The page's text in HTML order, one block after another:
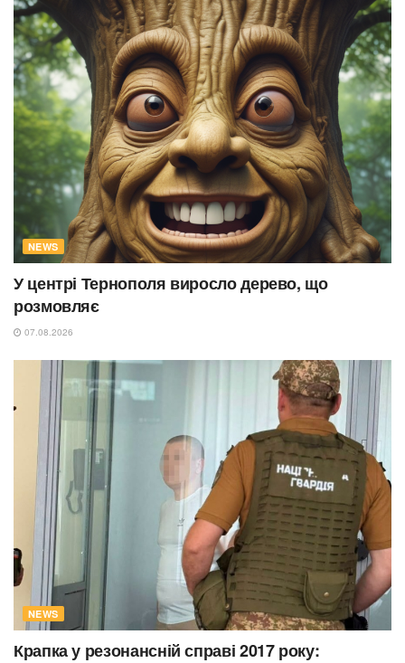
NEWS
У центрі Тернополя виросло дерево, що
розмовляє
07.08.2026
NEWS
Крапка у резонансній справі 2017 року: